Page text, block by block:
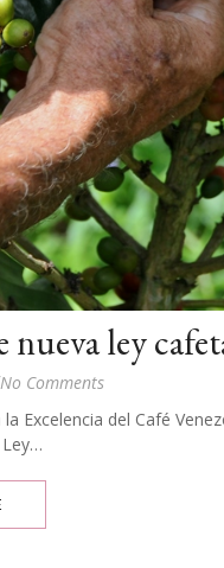
nueva ley
No Comments
la Excelencia del Café